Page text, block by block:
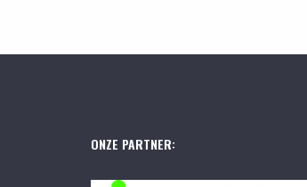
ONZE PARTNER: